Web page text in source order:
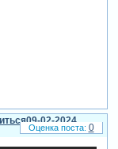
09-02-2024
0